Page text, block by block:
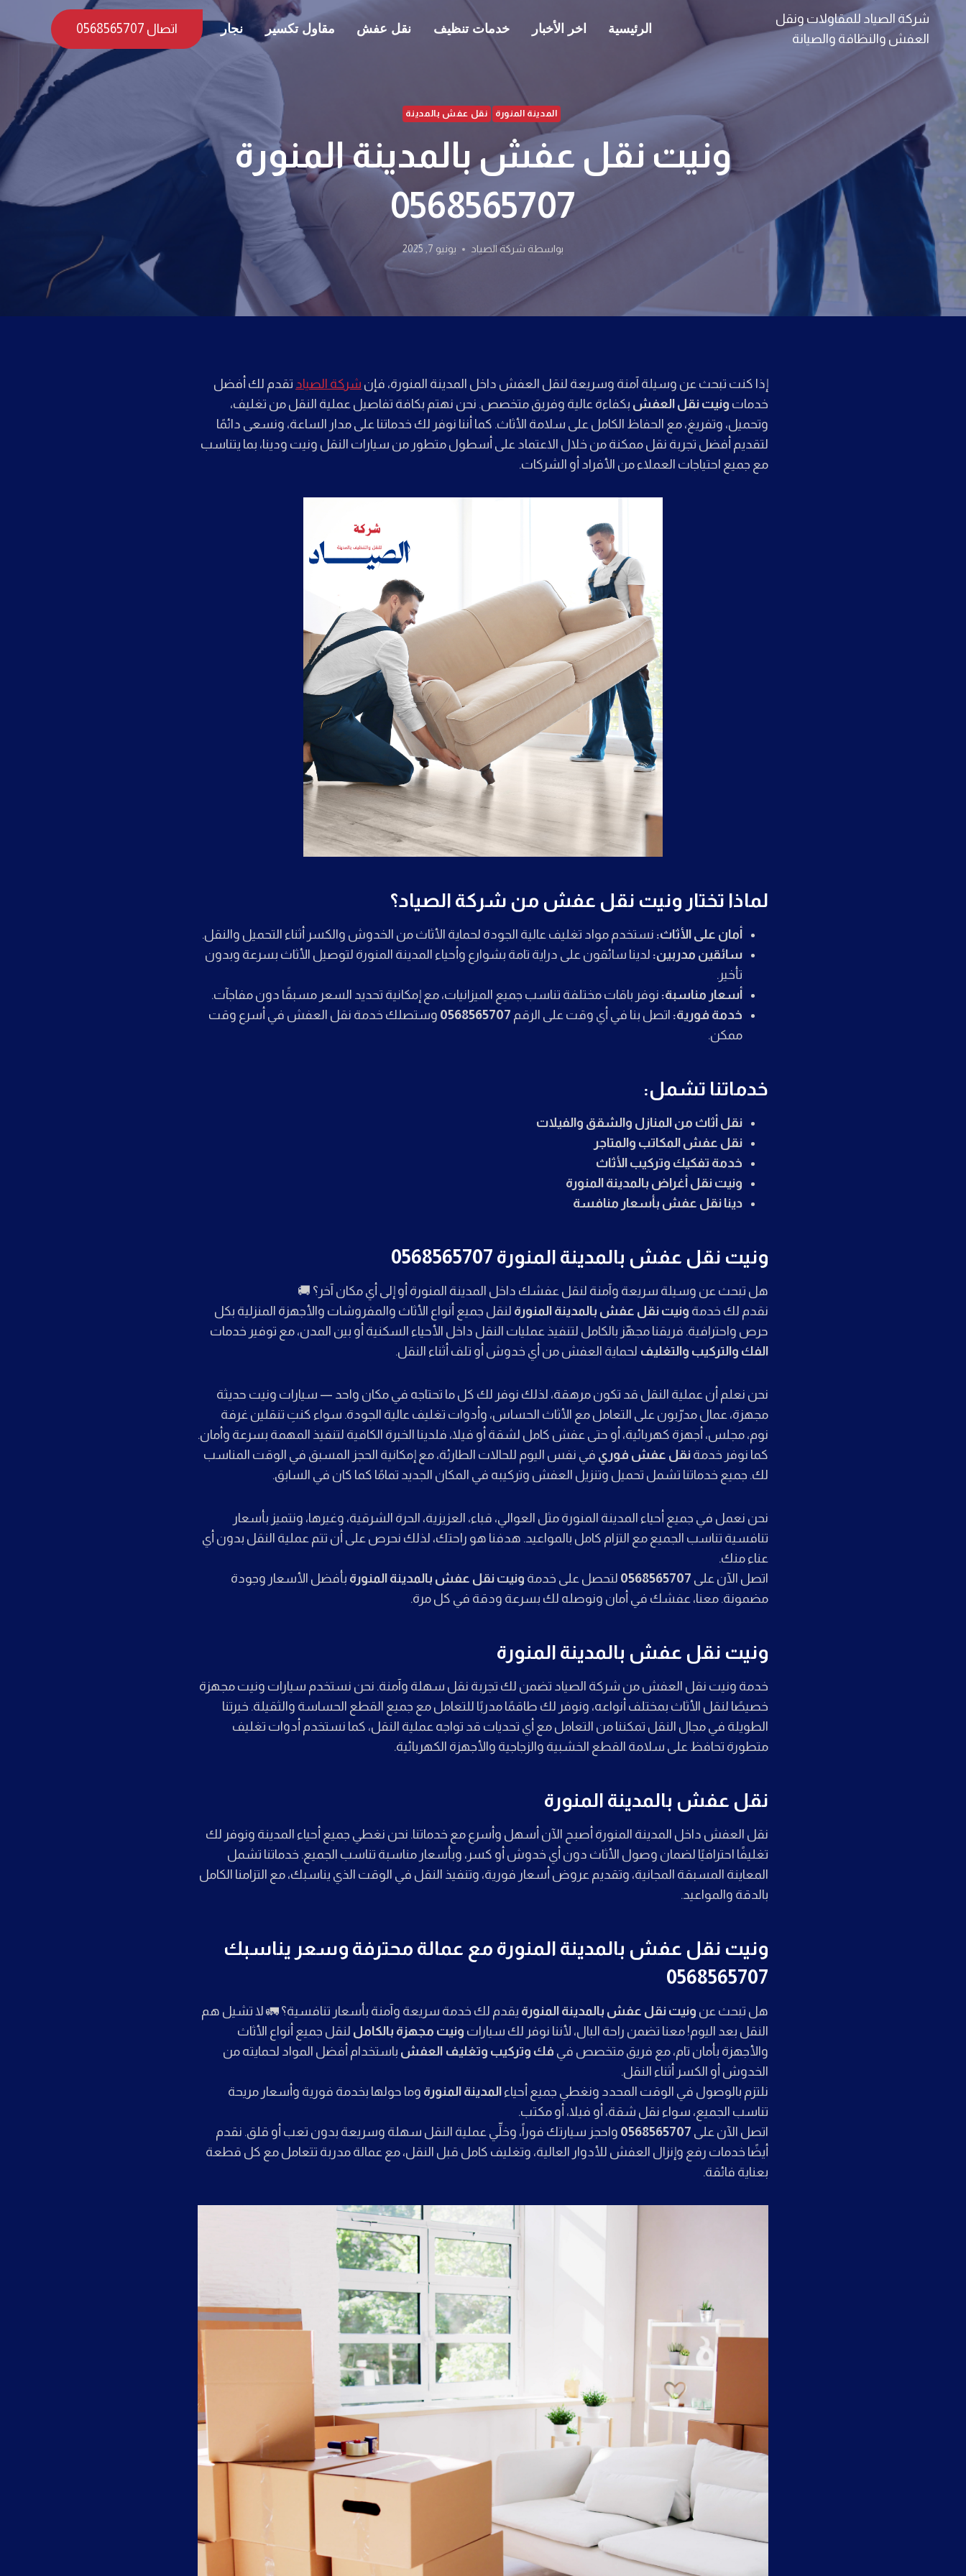
التجاوز
المحتوى
شركة الصياد للمقاولات ونقل
العفش والنظافة والصيانة
الرئيسية اخر الأخبار خدمات تنظيف نقل عفش مقاول تكسير نجار اتصال 0568565707
المدينة المنورة نقل عفش بالمدينة
ونيت نقل عفش بالمدينة المنورة
0568565707
بواسطة شركة الصياد يونيو 7, 2025
إذا كنت تبحث عن وسيلة آمنة وسريعة لنقل العفش داخل المدينة المنورة، فإن شركة الصياد تقدم لك أفضل
خدمات ونيت نقل العفش بكفاءة عالية وفريق متخصص. نحن نهتم بكافة تفاصيل عملية النقل من تغليف،
وتحميل، وتفريغ، مع الحفاظ الكامل على سلامة الأثاث. كما أننا نوفر لك خدماتنا على مدار الساعة، ونسعى دائمًا
لتقديم أفضل تجربة نقل ممكنة من خلال الاعتماد على أسطول متطور من سيارات النقل ونيت ودينا، بما يتناسب
مع جميع احتياجات العملاء من الأفراد أو الشركات.
لماذا تختار ونيت نقل عفش من شركة الصياد؟
أمان على الأثاث: نستخدم مواد تغليف عالية الجودة لحماية الأثاث من الخدوش والكسر أثناء التحميل والنقل.
سائقين مدربين: لدينا سائقون على دراية تامة بشوارع وأحياء المدينة المنورة لتوصيل الأثاث بسرعة وبدون
تأخير.
أسعار مناسبة: نوفر باقات مختلفة تناسب جميع الميزانيات، مع إمكانية تحديد السعر مسبقًا دون مفاجآت.
خدمة فورية: اتصل بنا في أي وقت على الرقم 0568565707 وستصلك خدمة نقل العفش في أسرع وقت
ممكن.
خدماتنا تشمل:
نقل أثاث من المنازل والشقق والفيلات
نقل عفش المكاتب والمتاجر
خدمة تفكيك وتركيب الأثاث
ونيت نقل أغراض بالمدينة المنورة
دينا نقل عفش بأسعار منافسة
ونيت نقل عفش بالمدينة المنورة 0568565707
هل تبحث عن وسيلة سريعة وآمنة لنقل عفشك داخل المدينة المنورة أو إلى أي مكان آخر؟ 🚚
نقدم لك خدمة ونيت نقل عفش بالمدينة المنورة لنقل جميع أنواع الأثاث والمفروشات والأجهزة المنزلية بكل
حرص واحترافية. فريقنا مجهّز بالكامل لتنفيذ عمليات النقل داخل الأحياء السكنية أو بين المدن، مع توفير خدمات
الفك والتركيب والتغليف لحماية العفش من أي خدوش أو تلف أثناء النقل.
نحن نعلم أن عملية النقل قد تكون مرهقة، لذلك نوفر لك كل ما تحتاجه في مكان واحد — سيارات ونيت حديثة
مجهزة، عمال مدرّبون على التعامل مع الأثاث الحساس، وأدوات تغليف عالية الجودة. سواء كنتِ تنقلين غرفة
نوم، مجلس، أجهزة كهربائية، أو حتى عفش كامل لشقة أو فيلا، فلدينا الخبرة الكافية لتنفيذ المهمة بسرعة وأمان.
كما نوفر خدمة نقل عفش فوري في نفس اليوم للحالات الطارئة، مع إمكانية الحجز المسبق في الوقت المناسب
لك. جميع خدماتنا تشمل تحميل وتنزيل العفش وتركيبه في المكان الجديد تمامًا كما كان في السابق.
نحن نعمل في جميع أحياء المدينة المنورة مثل العوالي، قباء، العزيزية، الحرة الشرقية، وغيرها، ونتميز بأسعار
تنافسية تناسب الجميع مع التزام كامل بالمواعيد. هدفنا هو راحتك، لذلك نحرص على أن تتم عملية النقل بدون أي
عناء منك.
اتصل الآن على 0568565707 لتحصل على خدمة ونيت نقل عفش بالمدينة المنورة بأفضل الأسعار وجودة
مضمونة. معنا، عفشك في أمان ونوصله لك بسرعة ودقة في كل مرة.
ونيت نقل عفش بالمدينة المنورة
خدمة ونيت نقل العفش من شركة الصياد تضمن لك تجربة نقل سهلة وآمنة. نحن نستخدم سيارات ونيت مجهزة
خصيصًا لنقل الأثاث بمختلف أنواعه، ونوفر لك طاقمًا مدربًا للتعامل مع جميع القطع الحساسة والثقيلة. خبرتنا
الطويلة في مجال النقل تمكننا من التعامل مع أي تحديات قد تواجه عملية النقل، كما نستخدم أدوات تغليف
متطورة تحافظ على سلامة القطع الخشبية والزجاجية والأجهزة الكهربائية.
نقل عفش بالمدينة المنورة
نقل العفش داخل المدينة المنورة أصبح الآن أسهل وأسرع مع خدماتنا. نحن نغطي جميع أحياء المدينة ونوفر لك
تغليفًا احترافيًا لضمان وصول الأثاث دون أي خدوش أو كسر، وبأسعار مناسبة تناسب الجميع. خدماتنا تشمل
المعاينة المسبقة المجانية، وتقديم عروض أسعار فورية، وتنفيذ النقل في الوقت الذي يناسبك، مع التزامنا الكامل
بالدقة والمواعيد.
ونيت نقل عفش بالمدينة المنورة مع عمالة محترفة وسعر يناسبك
0568565707
هل تبحث عن ونيت نقل عفش بالمدينة المنورة يقدم لك خدمة سريعة وآمنة بأسعار تنافسية؟ 🚛 لا تشيل هم
النقل بعد اليوم! معنا تضمن راحة البال، لأننا نوفر لك سيارات ونيت مجهزة بالكامل لنقل جميع أنواع الأثاث
والأجهزة بأمان تام، مع فريق متخصص في فك وتركيب وتغليف العفش باستخدام أفضل المواد لحمايته من
الخدوش أو الكسر أثناء النقل.
نلتزم بالوصول في الوقت المحدد ونغطي جميع أحياء المدينة المنورة وما حولها بخدمة فورية وأسعار مريحة
تناسب الجميع، سواء نقل شقة، أو فيلا، أو مكتب.
اتصل الآن على 0568565707 واحجز سيارتك فوراً، وخلِّي عملية النقل سهلة وسريعة بدون تعب أو قلق. نقدم
أيضًا خدمات رفع وإنزال العفش للأدوار العالية، وتغليف كامل قبل النقل، مع عمالة مدربة تتعامل مع كل قطعة
بعناية فائقة.